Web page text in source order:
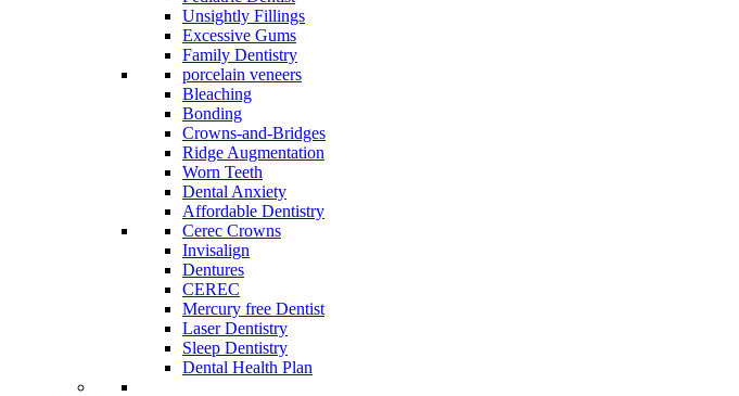
Unsightly Fillings
Excessive Gums
Family Dentistry
porcelain veneers
Bleaching
Bonding
Crowns-and-Bridges
Ridge Augmentation
Worn Teeth
Dental Anxiety
Affordable Dentistry
Cerec Crowns
Invisalign
Dentures
CEREC
Mercury free Dentist
Laser Dentistry
Sleep Dentistry
Dental Health Plan